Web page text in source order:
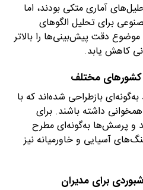
آماری متکی بودند، اما
مصنوعی برای تحلیل الگوهای
دقت پیش‌بینی‌ها را بالاتر
کاهش یابد.
بازطراحی شده‌اند که با
داشته باشند. برای
و پرسش‌ها به‌گونه‌ای مطرح
آسیایی و خاورمیانه نیز